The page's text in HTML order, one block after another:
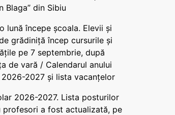
Blaga” din Sibiu
lună începe școala. Elevii și
grădiniță încep cursurile și
pe 7 septembrie, după
de vară / Calendarul anului
2026-2027 și lista vacanțelor
2026-2027. Lista posturilor
profesori a fost actualizată, pe